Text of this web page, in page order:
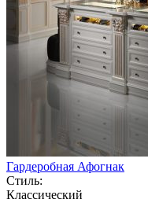
Гардеробная Афогнак
Стиль:
Классический